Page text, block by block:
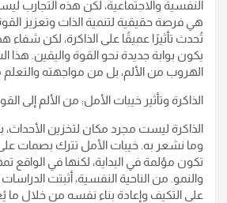
النفسية والاجتماعية، لكن هذه التجارب
هي فرصة حقيقية لتنمية الذات وتعزيز
تُحدث تأثيرًا عميقًا على الذاكرة، لكن شفاء
يكون بوابة جديدة نحو القوة واليقين. هذا
الهروب من الألم، بل من مواجهته والتعلم
الذاكرة وتأثير خيبات الأمل: من الألم إلى
الذاكرة ليست مجرد مكان لتخزين
وما نشعر به. خيبات الأمل تترك بصمات على
تكون مؤلمة في البداية، لكنها في الواقع
والنمو. من الناحية النفسية، أثبتت
على التكيف وإعادة بناء نفسه من خلال ما